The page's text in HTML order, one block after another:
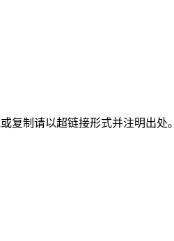
复制请以超链接形式并注明出处。